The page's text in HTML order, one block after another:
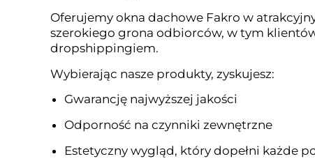
Oferujemy okna dachowe Fakro w
szerokiego grona odbiorców, w tym
dropshippingiem.
Wybierając nasze produkty, zyskujesz:
Gwarancję najwyższej jakości
Odporność na czynniki zewnętrzne
Estetyczny wygląd, który dopełni każde